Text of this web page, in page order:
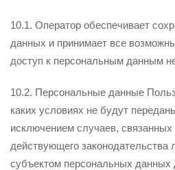
10.1. Оператор обеспечивает
данных и принимает все
доступ к персональным данным
10.2. Персональные данные
каких условиях не будут
исключением случаев,
действующего законодательства
субъектом персональных данных